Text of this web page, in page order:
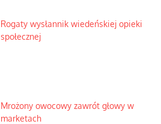
Rogaty wysłannik wiedeńskiej opieki
społecznej
Mrożony owocowy zawrót głowy w
marketach